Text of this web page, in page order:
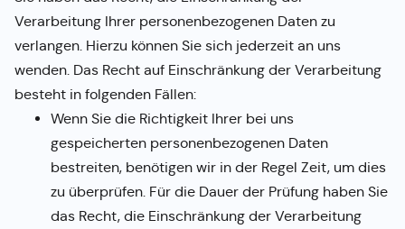
Verarbeitung Ihrer personenbezogenen Daten zu
verlangen. Hierzu können Sie sich jederzeit an uns
wenden. Das Recht auf Einschränkung der Verarbeitung
besteht in folgenden Fällen:
Wenn Sie die Richtigkeit Ihrer bei uns
gespeicherten personenbezogenen Daten
bestreiten, benötigen wir in der Regel Zeit, um dies
zu überprüfen. Für die Dauer der Prüfung haben Sie
das Recht, die Einschränkung der Verarbeitung